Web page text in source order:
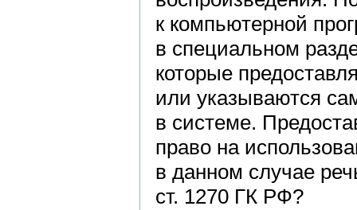
к компьютерной
в специальном
которые
или указываются
в системе.
право на
в данном случае
ст. 1270 ГК РФ?